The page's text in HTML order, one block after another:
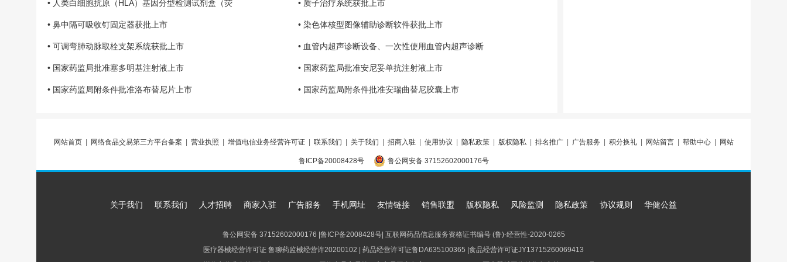
• 人类白细胞抗原（HLA）基因分型检测试剂盒（荧 • 质子治疗系统获批上市
• 鼻中隔可吸收钉固定器获批上市 • 染色体核型图像辅助诊断软件获批上市
• 可调弯肺动脉取栓支架系统获批上市 • 血管内超声诊断设备、一次性使用血管内超声诊断
• 国家药监局批准塞多明基注射液上市 • 国家药监局批准安尼妥单抗注射液上市
• 国家药监局附条件批准洛布替尼片上市 • 国家药监局附条件批准安瑞曲替尼胶囊上市
网站首页| 网络食品交易第三方平台备案 营业执照 增值电信业务经营许可证| 联系我们 关于我们 招商入驻 使用协议 隐私政策| 版权隐私| 排名推广| 广告服务 积分换礼| 网站留言| 帮助中心| 网站
地图|违规举报
鲁ICP备20008428号 鲁公网安备 37152602000176号
关于我们 联系我们 人才招聘 商家入驻 广告服务 手机网址 友情链接 销售联盟 版权隐私 风险监测 隐私政策 协议规则 华健公益
鲁公网安备 37152602000176 |鲁ICP备2008428号| 互联网药品信息服务资格证书编号 (鲁)-经营性-2020-0265
医疗器械经营许可证 鲁聊药监械经营许20200102 | 药品经营许可证鲁DA635100365 |食品经营许可证JY13715260069413